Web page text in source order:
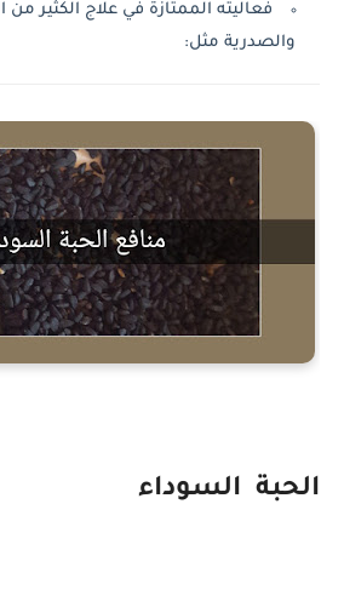
فعاليته الممتازة في علاج الكثير
والصدرية مثل:
الحبة السوداء